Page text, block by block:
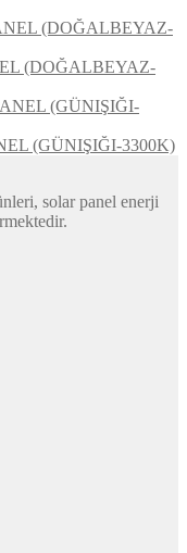
(DOĞALBEYAZ-
(GÜNIŞIĞI-3300K)
solar panel enerji